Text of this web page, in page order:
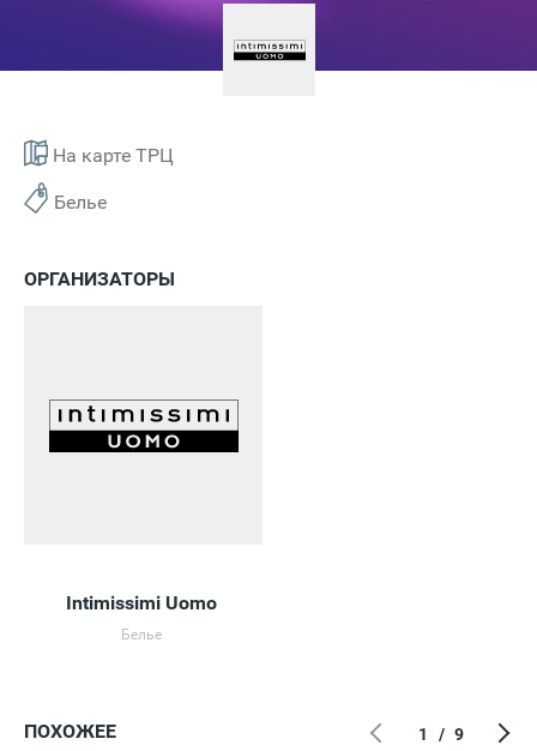
На карте ТРЦ
Белье
ОРГАНИЗАТОРЫ
Intimissimi Uomo
Белье
ПОХОЖЕЕ 1 / 9